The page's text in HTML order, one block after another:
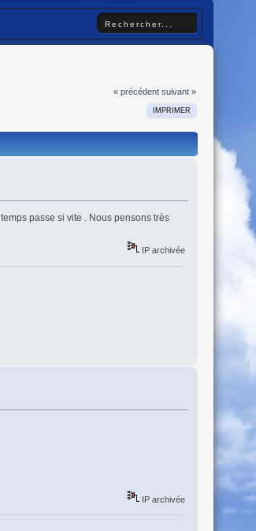
« précédent suivant »
IMPRIMER
passe si vite . Nous pensons très
IP archivée
IP archivée